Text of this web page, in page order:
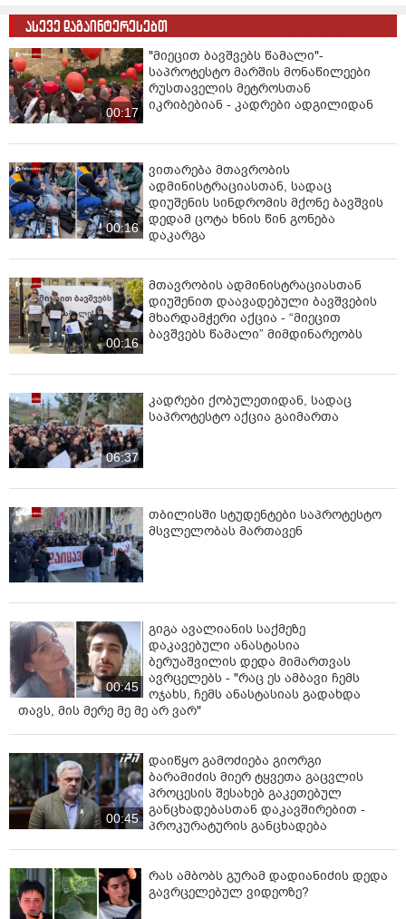
სპეციალობებზე. ილიას სახელმწიფო უნივერსიტეტში -
პედაგოგიკის პროგრამებსა და ABET აკრედიტაციის
მქონე STEM სპეციალობებზე. სოხუმის სახელმწიფო
უნივერსიტეტში - აგრარულ სპეციალობებზე, ქართულ-
აფხაზური ენის და ლიტერატურისა და პედაგოგიკის
სპეციალობებზე. სახელოვნებო უნივერსიტეტები და
სპორტის უნივერსიტეტი სტუდენტებს მიიღებენ
შესაბამის სპეციალობებზე. ბათუმისა და ქუთაისის
უნივერსიტეტები შეინარჩუნებენ მრავალფუნქციურ
დატვირთვას.ზუგდიდის, გორის, ახალციხისა და
თელავის უნივერსიტეტებში აქცენტი გაკეთდება
აგრარულ სპეციალობებზე, ტურიზმის მიმართულებასა
და პედაგოგიკაზე. ამ ეტაპზე, მთავრობის მიერ
დამტკიცებულ დადგენილებაში აგრარული
მიმართულება დროებით რჩება საქართველოს
ტექნიკურ უნივერსიტეტში, შესაბამისად, მიღება
გამოცხადდება ტექნიკური უნივერსიტეტის სახელით.
წყარო: IPN
ასევე დაგაინტერესებთ
00:17
"მიეცით ბავშვებს წამალი"-
საპროტესტო მარშის მონაწილეები
რუსთაველის მეტროსთან
იკრიბებიან - კადრები ადგილიდან
00:16
ვითარება მთავრობის
ადმინისტრაციასთან, სადაც
დიუშენის სინდრომის მქონე ბავშვის
დედამ ცოტა ხნის წინ გონება
დაკარგა
00:16
მთავრობის ადმინისტრაციასთან
დიუშენით დაავადებული ბავშვების
მხარდამჭერი აქცია - “მიეცით
ბავშვებს წამალი” მიმდინარეობს
06:37
კადრები ქობულეთიდან, სადაც
საპროტესტო აქცია გაიმართა
თბილისში სტუდენტები საპროტესტო
მსვლელობას მართავენ
00:45
გიგა ავალიანის საქმეზე
დაკავებული ანასტასია
ბერუაშვილის დედა მიმართვას
ავრცელებს - "რაც ეს ამბავი ჩემს
ოჯახს, ჩემს ანასტასიას გადახდა
თავს, მის მერე მე მე არ ვარ"
00:45
დაიწყო გამოძიება გიორგი
ბარამიძის მიერ ტყვეთა გაცვლის
პროცესის შესახებ გაკეთებულ
განცხადებასთან დაკავშირებით -
პროკურატურის განცხადება
რას ამბობს გურამ დადიანიძის დედა
გავრცელებულ ვიდეოზე?